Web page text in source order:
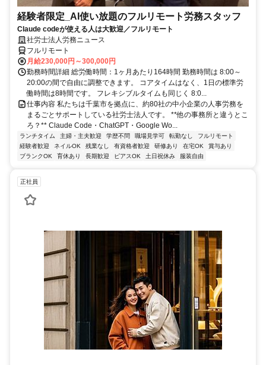
経験者限定_AI使い放題のフルリモート労務スタッフ
Claude codeが使える人は大歓迎／フルリモート
社労士法人労務ニュース
フルリモート
月給230,000円～300,000円
勤務時間詳細 総労働時間：1ヶ月あたり164時間 勤務時間は 8:00～
20:00の間で自由に調整できます。 コアタイムはなく、1日の標準労
働時間は8時間です。 フレキシブルタイムも同じく 8:0...
仕事内容 私たちは千葉市を拠点に、約80社の中小企業の人事労務を
まるごとサポートしている社労士法人です。 **他の事務所と違うとこ
ろ？** Claude Code・ChatGPT・Google Wo...
ランチタイム 主婦・主夫歓迎 学歴不問 職場見学可 転勤なし
フルリモート
経験者歓迎
ネイルOK 残業なし 有資格者歓迎 研修あり 在宅OK
賞与あり
ブランクOK
育休あり 長期歓迎 ピアスOK 土日祝休み 服装自由
正社員